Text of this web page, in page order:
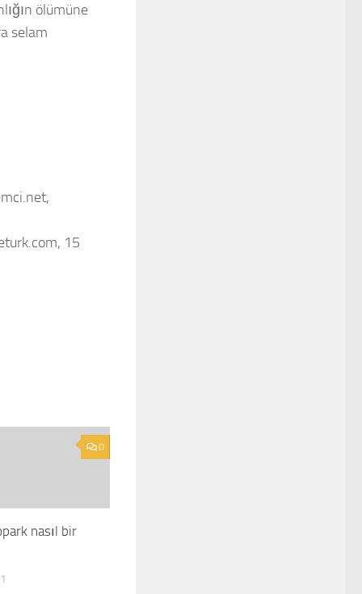
ölümüne
selam
15
0
nasıl bir